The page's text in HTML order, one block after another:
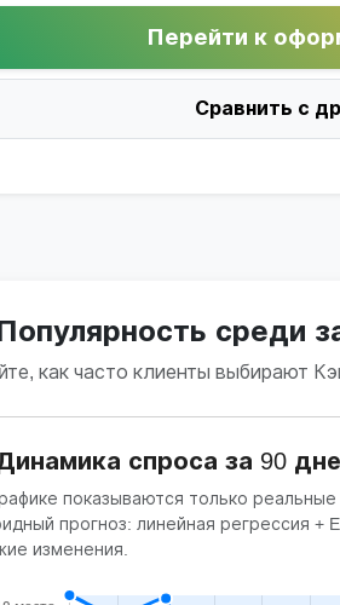
Перейти к
Сравнить с
среди
как часто клиенты выбирают
спроса за 90
показываются только
прогноз: линейная регрессия
изменения.